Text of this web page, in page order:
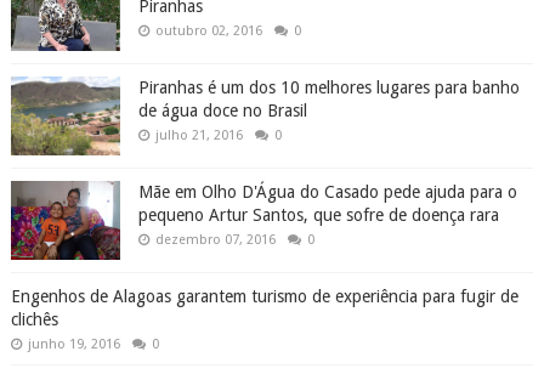
Piranhas
outubro 02, 2016 0
Piranhas é um dos 10 melhores lugares para banho
de água doce no Brasil
julho 21, 2016 0
Mãe em Olho D'Água do Casado pede ajuda para o
pequeno Artur Santos, que sofre de doença rara
dezembro 07, 2016 0
Engenhos de Alagoas garantem turismo de experiência para fugir de
clichês
junho 19, 2016 0